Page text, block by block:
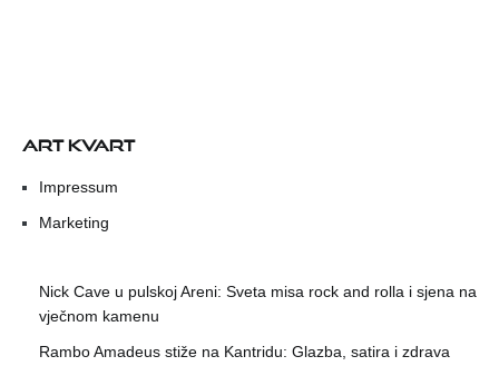
ART KVART
Impressum
Marketing
Nick Cave u pulskoj Areni: Sveta misa rock and rolla i sjena na
vječnom kamenu
Rambo Amadeus stiže na Kantridu: Glazba, satira i zdrava